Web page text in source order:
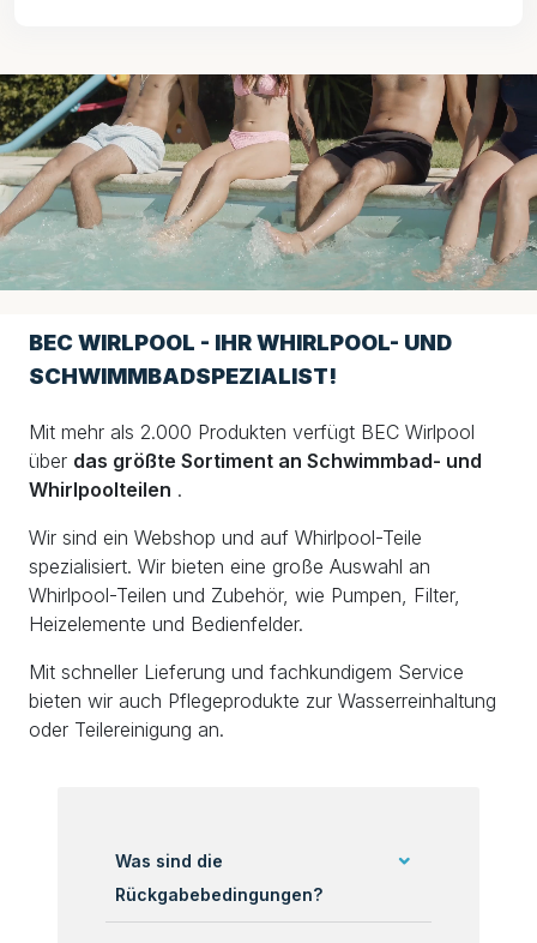
BEC WIRLPOOL - IHR WHIRLPOOL- UND
SCHWIMMBADSPEZIALIST!
Mit mehr als 2.000 Produkten verfügt BEC Wirlpool
über das größte Sortiment an Schwimmbad- und
Whirlpoolteilen .
Wir sind ein Webshop und auf Whirlpool-Teile
spezialisiert. Wir bieten eine große Auswahl an
Whirlpool-Teilen und Zubehör, wie Pumpen, Filter,
Heizelemente und Bedienfelder.
Mit schneller Lieferung und fachkundigem Service
bieten wir auch Pflegeprodukte zur Wasserreinhaltung
oder Teilereinigung an.
Was sind die
Rückgabebedingungen?